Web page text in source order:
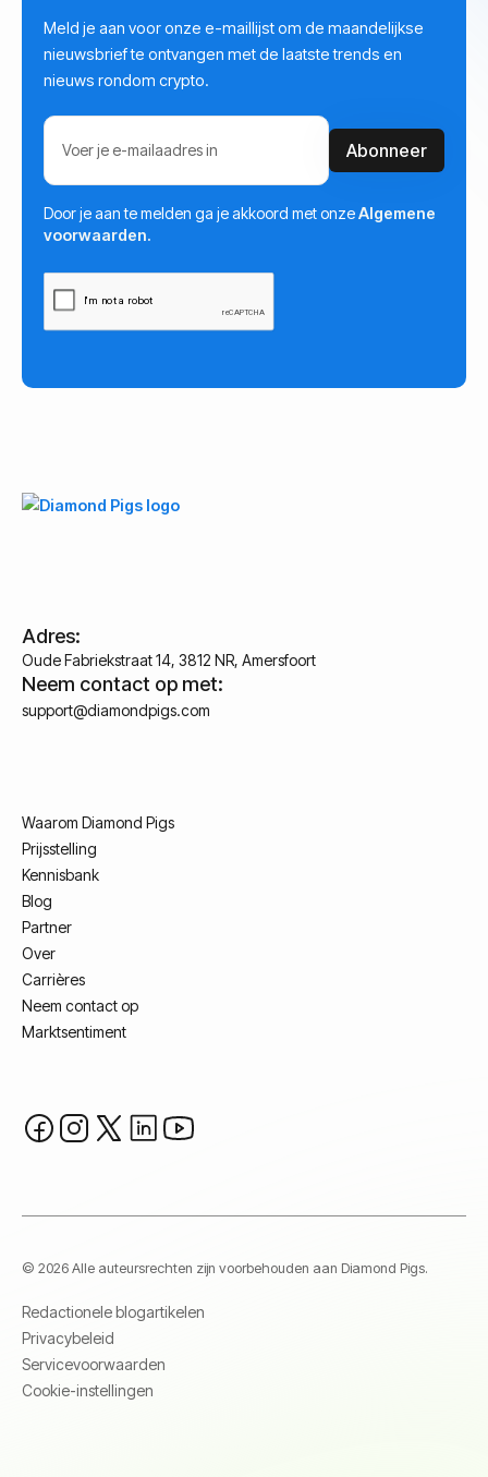
Meld je aan voor onze e-maillijst om de maandelijkse
nieuwsbrief te ontvangen met de laatste trends en
nieuws rondom crypto.
Door je aan te melden ga je akkoord met onzeAlgemene
voorwaarden.
Adres:
Oude Fabriekstraat 14, 3812 NR, Amersfoort
Neem contact op met:
support@diamondpigs.com
Waarom Diamond Pigs
Prijsstelling
Kennisbank
Blog
Partner
Over
Carrières
Neem contact op
Marktsentiment
© 2026 Alle auteursrechten zijn voorbehouden aan Diamond Pigs.
Redactionele blogartikelen
Privacybeleid
Servicevoorwaarden
Cookie-instellingen